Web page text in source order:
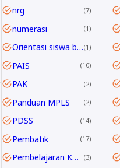
nrg 7
numerasi 1
Orientasi siswa baru 1
PAIS 10
PAK 2
Panduan MPLS 2
PDSS 14
Pembatik 17
Pembelajaran Kontekstual 3